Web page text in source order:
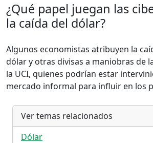
¿Qué papel juegan las
la caída del dólar?
Algunos economistas atribuyen la
dólar y otras divisas a maniobras de
la UCI, quienes podrían estar
mercado informal para influir en los
Ver temas relacionados
Dólar